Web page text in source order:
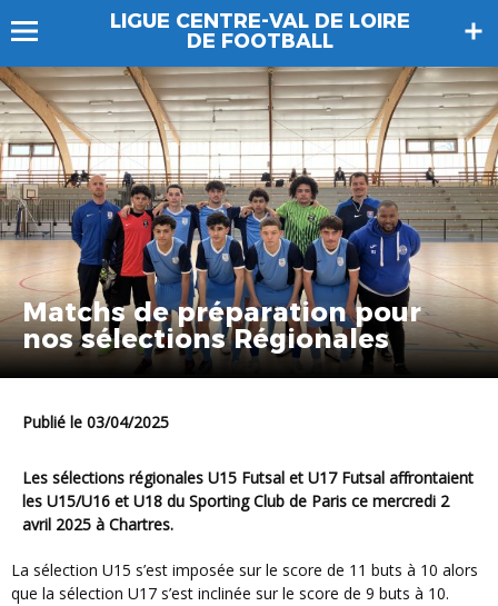
LIGUE CENTRE-VAL DE LOIRE
DE FOOTBALL
Matchs de préparation pour
nos sélections Régionales
Publié le 03/04/2025
Les sélections régionales U15 Futsal et U17 Futsal affrontaient
les U15/U16 et U18 du Sporting Club de Paris ce mercredi 2
avril 2025 à Chartres.
La sélection U15 s’est imposée sur le score de 11 buts à 10 alors
que la sélection U17 s’est inclinée sur le score de 9 buts à 10.